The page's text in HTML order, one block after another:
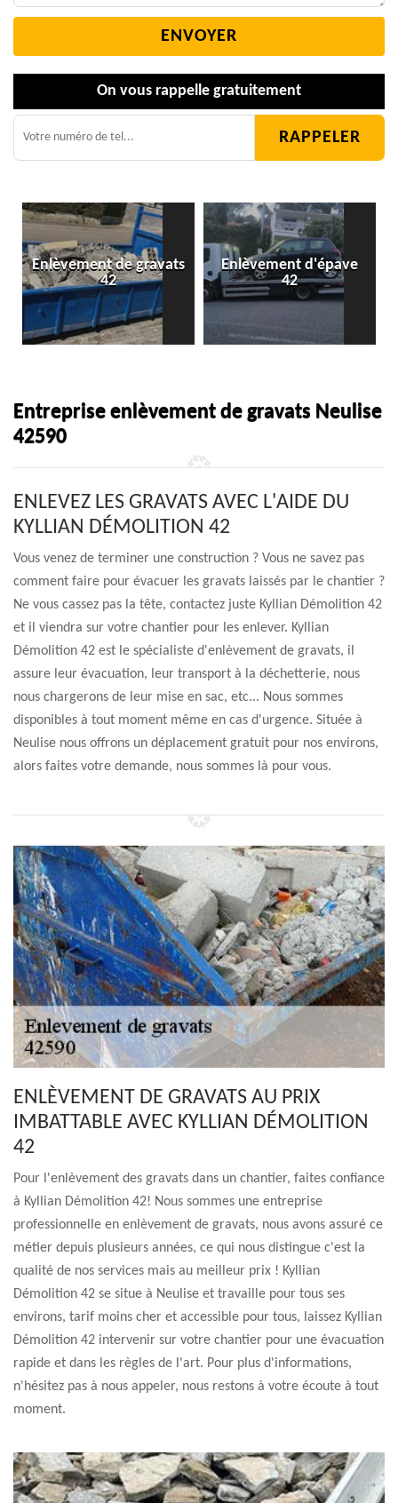
On vous rappelle gratuitement
Enlèvement de gravats
42
Enlèvement d'épave
42
Entreprise enlèvement de gravats Neulise
42590
ENLEVEZ LES GRAVATS AVEC L'AIDE DU
KYLLIAN DÉMOLITION 42
Vous venez de terminer une construction ? Vous ne savez pas
comment faire pour évacuer les gravats laissés par le chantier ?
Ne vous cassez pas la tête, contactez juste Kyllian Démolition 42
et il viendra sur votre chantier pour les enlever. Kyllian
Démolition 42 est le spécialiste d'enlèvement de gravats, il
assure leur évacuation, leur transport à la déchetterie, nous
nous chargerons de leur mise en sac, etc... Nous sommes
disponibles à tout moment même en cas d'urgence. Située à
Neulise nous offrons un déplacement gratuit pour nos environs,
alors faites votre demande, nous sommes là pour vous.
ENLÈVEMENT DE GRAVATS AU PRIX
IMBATTABLE AVEC KYLLIAN DÉMOLITION
42
Pour l'enlèvement des gravats dans un chantier, faites confiance
à Kyllian Démolition 42! Nous sommes une entreprise
professionnelle en enlèvement de gravats, nous avons assuré ce
métier depuis plusieurs années, ce qui nous distingue c'est la
qualité de nos services mais au meilleur prix ! Kyllian
Démolition 42 se situe à Neulise et travaille pour tous ses
environs, tarif moins cher et accessible pour tous, laissez Kyllian
Démolition 42 intervenir sur votre chantier pour une évacuation
rapide et dans les règles de l'art. Pour plus d'informations,
n'hésitez pas à nous appeler, nous restons à votre écoute à tout
moment.